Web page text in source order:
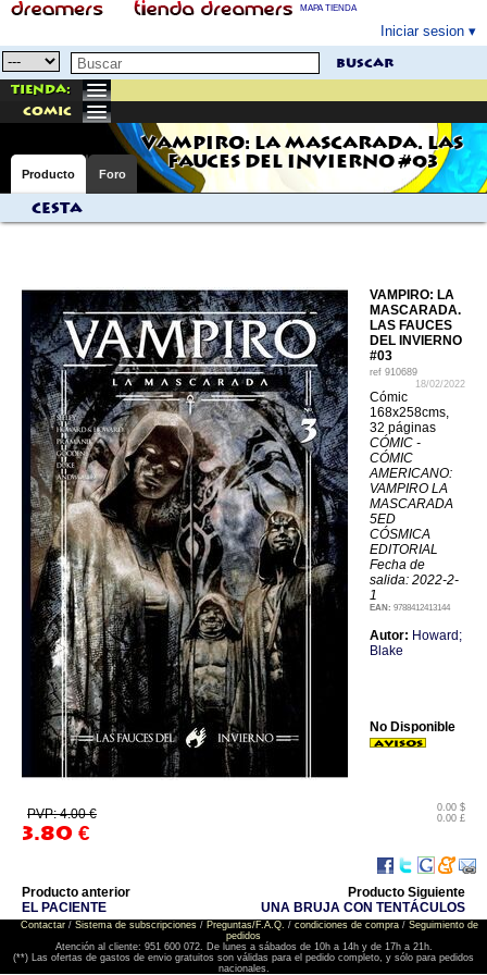
MAPA TIENDA
Iniciar sesion
buscar
Tienda:
comic
VAMPIRO: LA MASCARADA. LAS
FAUCES DEL INVIERNO #03
Producto Foro
Cesta
VAMPIRO: LA
MASCARADA.
LAS FAUCES
DEL INVIERNO
#03
ref 910689
18/02/2022
Cómic
168x258cms,
32 páginas
CÓMIC -
CÓMIC
AMERICANO:
VAMPIRO LA
MASCARADA
5ED
CÓSMICA
EDITORIAL
Fecha de
salida: 2022-2-
1
EAN: 9788412413144
Autor: Howard;
Blake
PVP: 4.00 €
3.80 €
0.00 $
0.00 £
No Disponible
Producto anterior
EL PACIENTE
Producto Siguiente
UNA BRUJA CON TENTÁCULOS
Contactar/ Sistema de subscripciones/ Preguntas/F.A.Q. / condiciones de compra/ Seguimiento de
pedidos
Atención al cliente: 951 600 072. De lunes a sábados de 10h a 14h y de 17h a 21h.
(**) Las ofertas de gastos de envio gratuitos son válidas para el pedido completo, y sólo para pedidos
nacionales.